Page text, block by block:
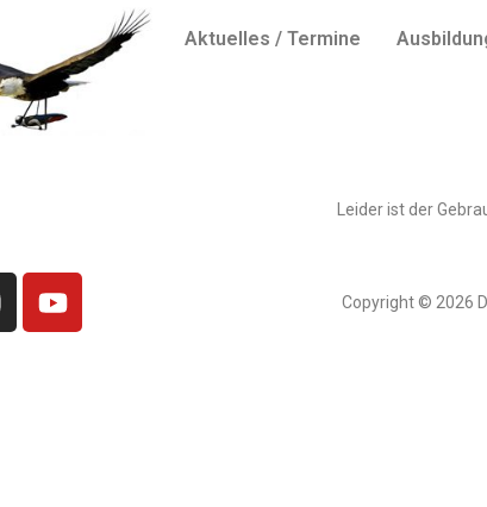
Aktuelles / Termine
Leider ist der
Copyright © 2026